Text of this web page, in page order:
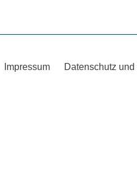
Impressum Datenschutz